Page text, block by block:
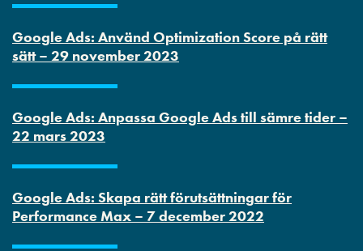
Google Ads: Använd Optimization Score på rätt
sätt – 29 november 2023
Google Ads: Anpassa Google Ads till sämre tider –
22 mars 2023
Google Ads: Skapa rätt förutsättningar för
Performance Max – 7 december 2022